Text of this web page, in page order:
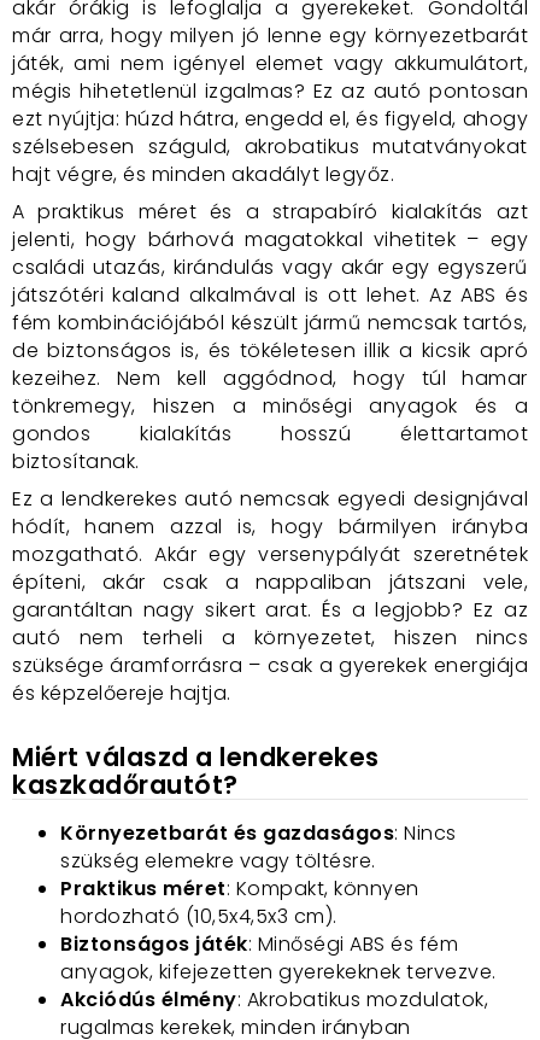
akár órákig is lefoglalja a gyerekeket. Gondoltál
már arra, hogy milyen jó lenne egy környezetbarát
játék, ami nem igényel elemet vagy akkumulátort,
mégis hihetetlenül izgalmas? Ez az autó pontosan
ezt nyújtja: húzd hátra, engedd el, és figyeld, ahogy
szélsebesen száguld, akrobatikus mutatványokat
hajt végre, és minden akadályt legyőz.
A praktikus méret és a strapabíró kialakítás azt
jelenti, hogy bárhová magatokkal vihetitek – egy
családi utazás, kirándulás vagy akár egy egyszerű
játszótéri kaland alkalmával is ott lehet. Az ABS és
fém kombinációjából készült jármű nemcsak tartós,
de biztonságos is, és tökéletesen illik a kicsik apró
kezeihez. Nem kell aggódnod, hogy túl hamar
tönkremegy, hiszen a minőségi anyagok és a
gondos kialakítás hosszú élettartamot
biztosítanak.
Ez a lendkerekes autó nemcsak egyedi designjával
hódít, hanem azzal is, hogy bármilyen irányba
mozgatható. Akár egy versenypályát szeretnétek
építeni, akár csak a nappaliban játszani vele,
garantáltan nagy sikert arat. És a legjobb? Ez az
autó nem terheli a környezetet, hiszen nincs
szüksége áramforrásra – csak a gyerekek energiája
és képzelőereje hajtja.
Miért válaszd a lendkerekes
kaszkadőrautót?
Környezetbarát és gazdaságos: Nincs
szükség elemekre vagy töltésre.
Praktikus méret: Kompakt, könnyen
hordozható (10,5x4,5x3 cm).
Biztonságos játék: Minőségi ABS és fém
anyagok, kifejezetten gyerekeknek tervezve.
Akciódús élmény: Akrobatikus mozdulatok,
rugalmas kerekek, minden irányban